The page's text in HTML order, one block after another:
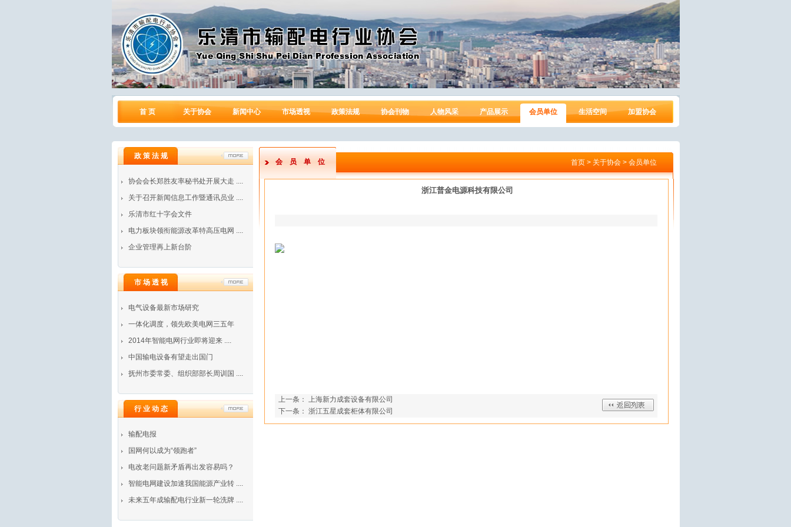
首 页 关于协会 新闻中心 市场透视 政策法规 协会刊物 人物风采 产品展示 会员单位 生活空间 加盟协会
政 策 法 规
协会会长郑胜友率秘书处开展大走 ....
关于召开新闻信息工作暨通讯员业 ....
乐清市红十字会文件
电力板块领衔能源改革特高压电网 ....
企业管理再上新台阶
市 场 透 视
电气设备最新市场研究
一体化调度，领先欧美电网三五年
2014年智能电网行业即将迎来 ....
中国输电设备有望走出国门
抚州市委常委、组织部部长周训国 ....
行 业 动 态
输配电报
国网何以成为“领跑者”
电改老问题新矛盾再出发容易吗？
智能电网建设加速我国能源产业转 ....
未来五年成输配电行业新一轮洗牌 ....
会员单位 首页 > 关于协会 > 会员单位
浙江普金电源科技有限公司
上一条： 上海新力成套设备有限公司
下一条： 浙江五星成套柜体有限公司